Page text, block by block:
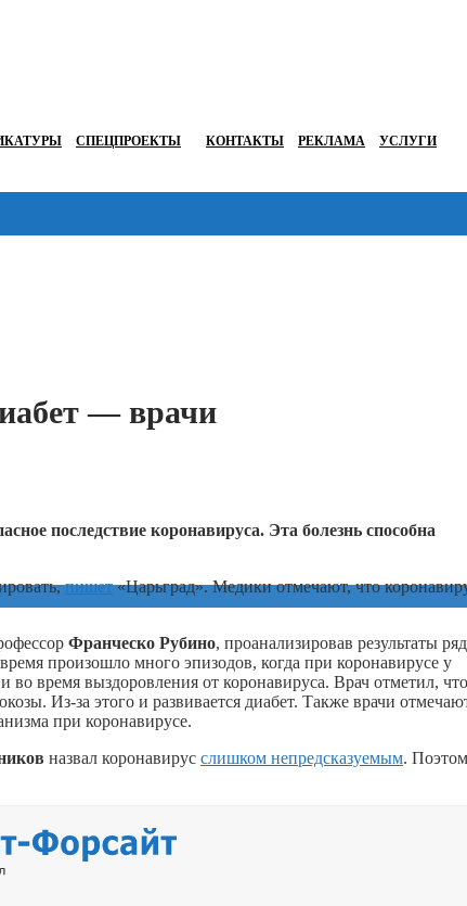
СПЕЦПРОЕКТЫ КОНТАКТЫ РЕКЛАМА УСЛУГИ
— врачи
последствие коронавируса. Эта болезнь способна
пишет«Царьград». Медики отмечают, что
Франческо Рубино, проанализировав результаты
произошло много эпизодов, когда при коронавирусе у
время выздоровления от коронавируса. Врач отметил,
Из-за этого и развивается диабет. Также врачи
при коронавирусе.
назвал коронавирус слишком непредсказуемым.